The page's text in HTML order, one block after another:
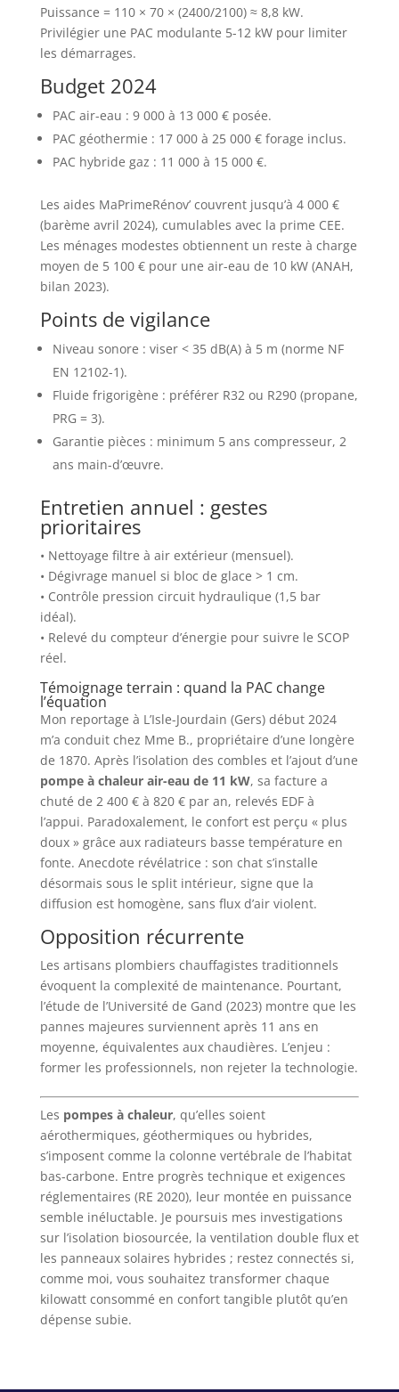
Puissance = 110 × 70 × (2400/2100) ≈ 8,8 kW.
Privilégier une PAC modulante 5-12 kW pour limiter
les démarrages.
Budget 2024
PAC air-eau : 9 000 à 13 000 € posée.
PAC géothermie : 17 000 à 25 000 € forage inclus.
PAC hybride gaz : 11 000 à 15 000 €.
Les aides MaPrimeRénov’ couvrent jusqu’à 4 000 €
(barème avril 2024), cumulables avec la prime CEE.
Les ménages modestes obtiennent un reste à charge
moyen de 5 100 € pour une air-eau de 10 kW (ANAH,
bilan 2023).
Points de vigilance
Niveau sonore : viser < 35 dB(A) à 5 m (norme NF
EN 12102-1).
Fluide frigorigène : préférer R32 ou R290 (propane,
PRG = 3).
Garantie pièces : minimum 5 ans compresseur, 2
ans main-d’œuvre.
Entretien annuel : gestes
prioritaires
• Nettoyage filtre à air extérieur (mensuel).
• Dégivrage manuel si bloc de glace > 1 cm.
• Contrôle pression circuit hydraulique (1,5 bar
idéal).
• Relevé du compteur d’énergie pour suivre le SCOP
réel.
Témoignage terrain : quand la PAC change
l’équation
Mon reportage à L’Isle-Jourdain (Gers) début 2024
m’a conduit chez Mme B., propriétaire d’une longère
de 1870. Après l’isolation des combles et l’ajout d’une
pompe à chaleur air-eau de 11 kW, sa facture a
chuté de 2 400 € à 820 € par an, relevés EDF à
l’appui. Paradoxalement, le confort est perçu « plus
doux » grâce aux radiateurs basse température en
fonte. Anecdote révélatrice : son chat s’installe
désormais sous le split intérieur, signe que la
diffusion est homogène, sans flux d’air violent.
Opposition récurrente
Les artisans plombiers chauffagistes traditionnels
évoquent la complexité de maintenance. Pourtant,
l’étude de l’Université de Gand (2023) montre que les
pannes majeures surviennent après 11 ans en
moyenne, équivalentes aux chaudières. L’enjeu :
former les professionnels, non rejeter la technologie.
Les pompes à chaleur, qu’elles soient
aérothermiques, géothermiques ou hybrides,
s’imposent comme la colonne vertébrale de l’habitat
bas-carbone. Entre progrès technique et exigences
réglementaires (RE 2020), leur montée en puissance
semble inéluctable. Je poursuis mes investigations
sur l’isolation biosourcée, la ventilation double flux et
les panneaux solaires hybrides ; restez connectés si,
comme moi, vous souhaitez transformer chaque
kilowatt consommé en confort tangible plutôt qu’en
dépense subie.